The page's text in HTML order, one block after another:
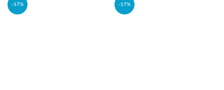
-17% -17%